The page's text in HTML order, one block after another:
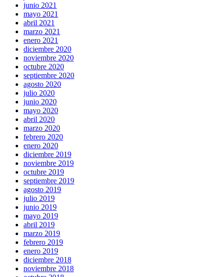
junio 2021
mayo 2021
abril 2021
marzo 2021
enero 2021
diciembre 2020
noviembre 2020
octubre 2020
septiembre 2020
agosto 2020
julio 2020
junio 2020
mayo 2020
abril 2020
marzo 2020
febrero 2020
enero 2020
diciembre 2019
noviembre 2019
octubre 2019
septiembre 2019
agosto 2019
julio 2019
junio 2019
mayo 2019
abril 2019
marzo 2019
febrero 2019
enero 2019
diciembre 2018
noviembre 2018